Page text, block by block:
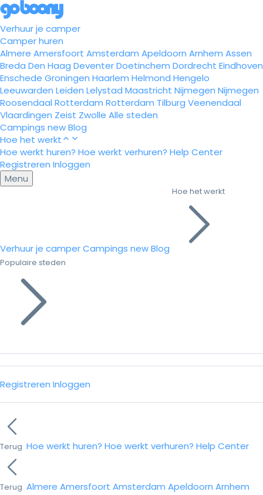
Verhuur je camper
Camper huren
Almere Amersfoort Amsterdam Apeldoorn Arnhem Assen
Breda Den Haag DeventerDoetinchem Dordrecht Eindhoven
Enschede Groningen Haarlem Helmond Hengelo
Leeuwarden Leiden Lelystad Maastricht Nijmegen Nijmegen
Roosendaal Rotterdam Rotterdam Tilburg Veenendaal
Vlaardingen Zeist Zwolle Alle steden
Campings newBlog
Hoe het werkt
Hoe werkt huren? Hoe werkt verhuren? Help Center
Registreren Inloggen
Menu
Verhuur je camperCampings newBlog
Hoe het werkt
Populaire steden
Registreren Inloggen
Terug Hoe werkt huren? Hoe werkt verhuren? Help Center
Terug Almere Amersfoort Amsterdam Apeldoorn Arnhem